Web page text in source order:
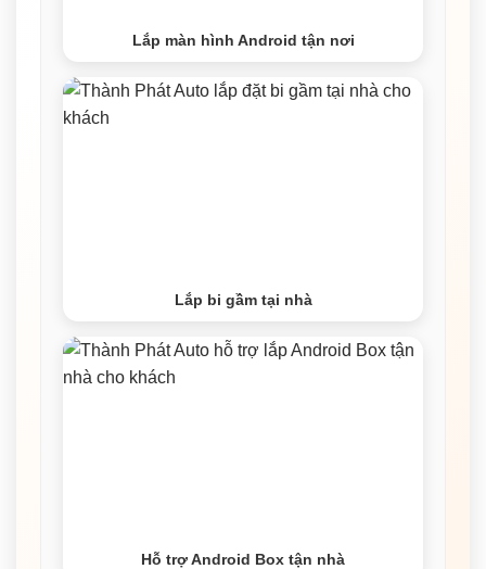
Lắp màn hình Android tận nơi
Lắp bi gầm tại nhà
Hỗ trợ Android Box tận nhà